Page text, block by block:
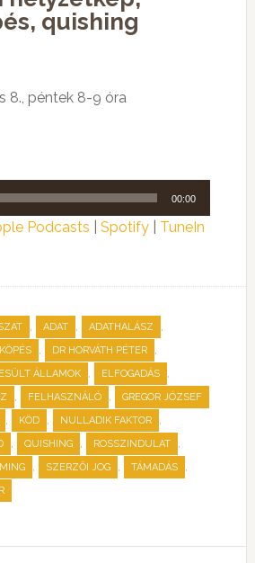
quishing
8., péntek 8-9 óra
00:00
Podcasts Spotify| TuneIn
, ADAT , ADATHALÁSZ ,
, DR HORVÁTH PÉTER ,
ÁLLAMOK , ELFOGADÁS ,
, FELHASZNÁLÓ , GREGOR JÓZSEF
, KÖD , NULLADIK FAKTOR ,
, QUISHING , ROSSZINDULAT ,
, SZERZŐI JOG , TÁMADÁS ,